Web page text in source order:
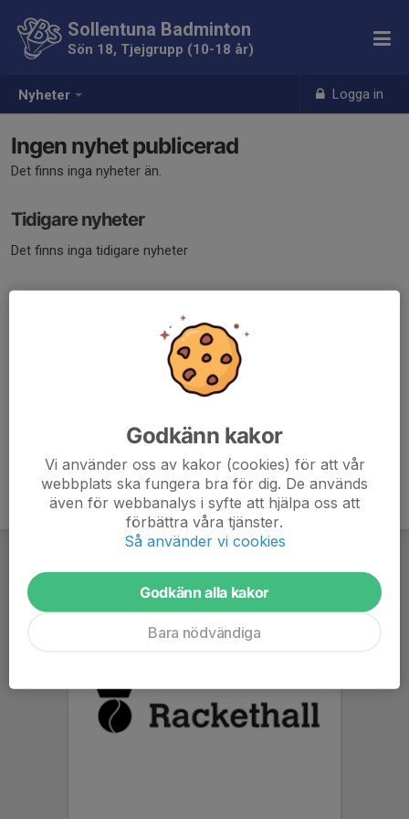
Nyheter Logga in
Sollentuna Badminton
Sön 18, Tjejgrupp (10-18 år)
Ingen nyhet publicerad
Det finns inga nyheter än.
Tidigare nyheter
Det finns inga tidigare nyheter
Godkänn kakor
Vi använder oss av kakor (cookies) för att vår
webbplats ska fungera bra för dig. De används
även för webbanalys i syfte att hjälpa oss att
förbättra våra tjänster.
Så använder vi cookies
Godkänn alla kakor
Bara nödvändiga